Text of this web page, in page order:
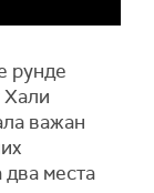
рунде
Хали
важан
места